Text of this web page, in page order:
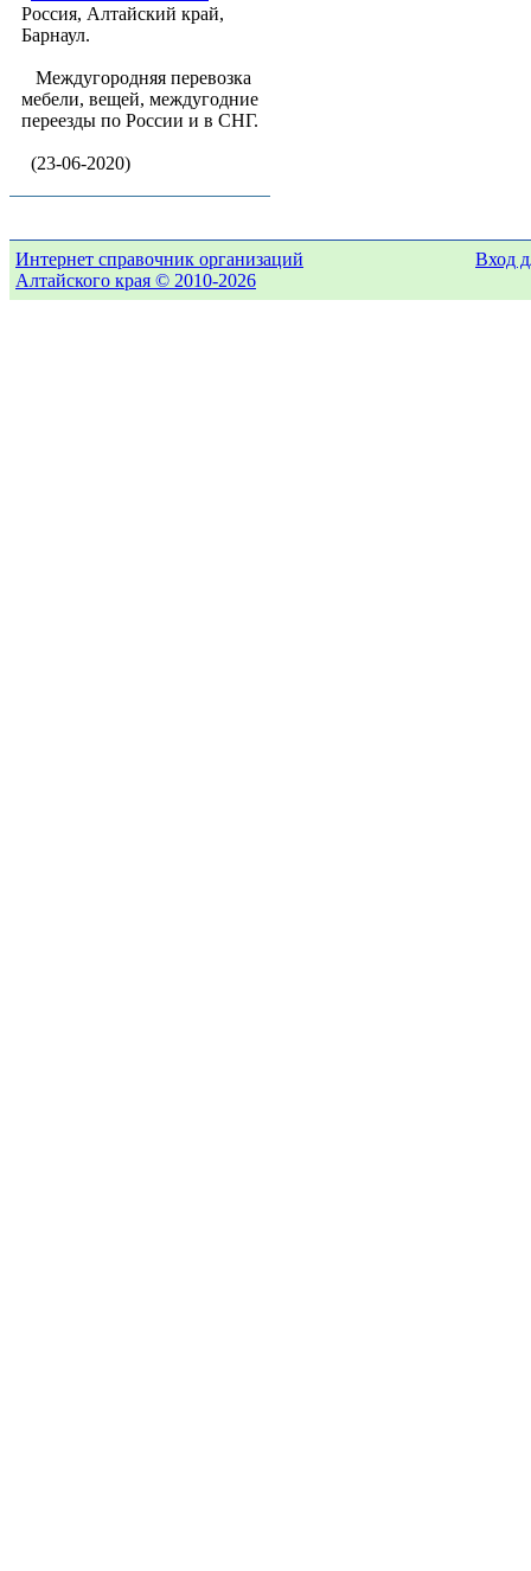
Россия, Алтайский край,
Барнаул.
Междугородняя перевозка
мебели, вещей, междугодние
переезды по России и в СНГ.
(23-06-2020)
Интернет справочник организаций
Алтайского края © 2010-2026
Вход